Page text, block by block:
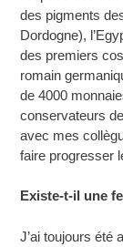
des pigments
Dordogne),
des premiers
romain
de 4000
conservateurs
avec mes
faire progresser
Existe-t-il une
J’ai toujours été